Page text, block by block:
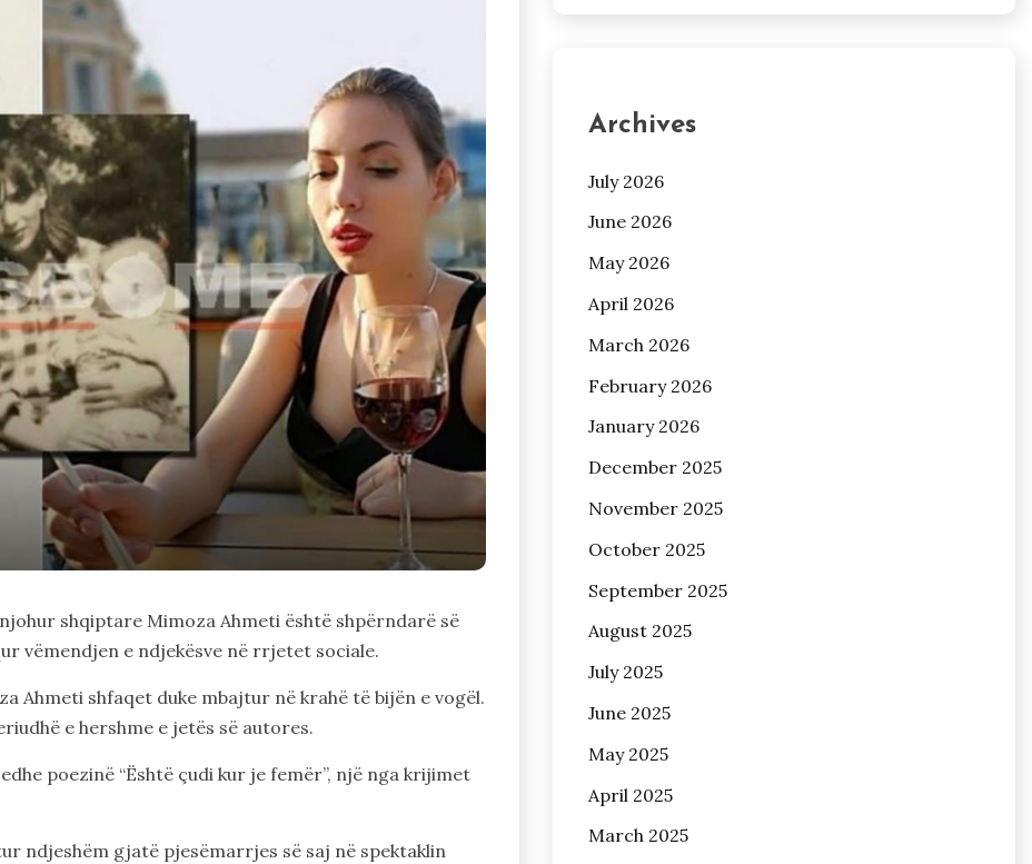
shqiptare Mimoza Ahmeti është shpërndarë së
vëmendjen e ndjekësve në rrjetet sociale.
Ahmeti shfaqet duke mbajtur në krahë të bijën e vogël.
e hershme e jetës së autores.
poezinë “Është çudi kur je femër”, një nga krijimet
ndjeshëm gjatë pjesëmarrjes së saj në spektaklin
Archives
July 2026
June 2026
May 2026
April 2026
March 2026
February 2026
January 2026
December 2025
November 2025
October 2025
September 2025
August 2025
July 2025
June 2025
May 2025
April 2025
March 2025